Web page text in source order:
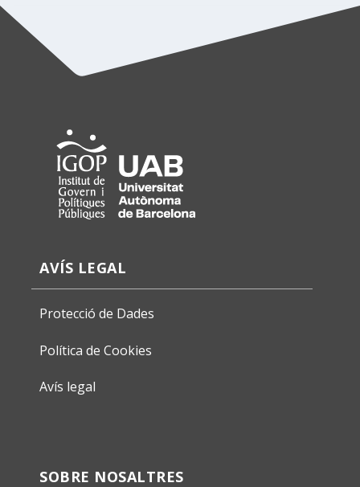
AVÍS LEGAL
Protecció de Dades
Política de Cookies
Avís legal
SOBRE NOSALTRES